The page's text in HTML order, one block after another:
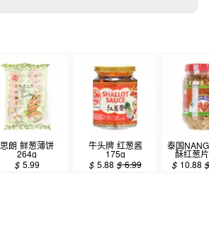
思朗 鲜葱薄饼
264g
$ 5.99
牛头牌 红葱酱
175g
$ 5.88 $6.99
泰国
酥红葱
$ 10.88